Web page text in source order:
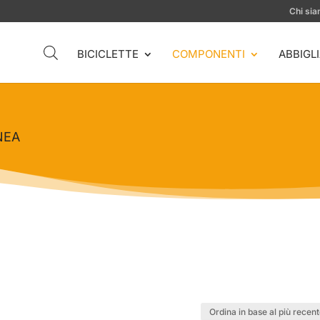
Chi
BICICLETTE COMPONENTI